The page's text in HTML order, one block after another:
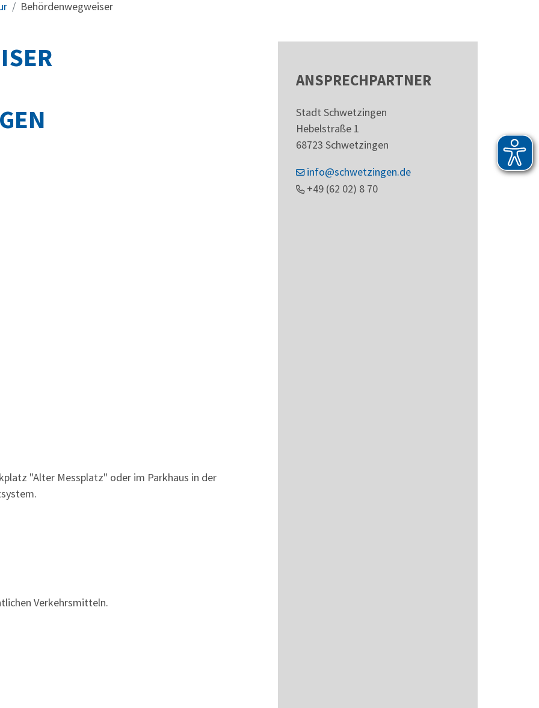
Behördenwegweiser
"Alter Messplatz" oder im Parkhaus in der
Verkehrsmitteln.
ANSPRECHPARTNER
Stadt Schwetzingen
Hebelstraße 1
68723 Schwetzingen
info@schwetzingen.de
+49 (62 02) 8 70